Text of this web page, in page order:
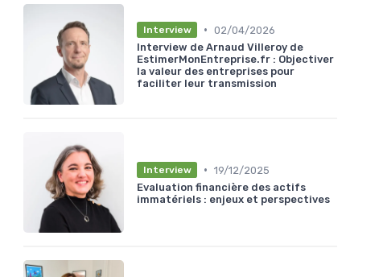
Interview • 02/04/2026
Interview de Arnaud Villeroy de
EstimerMonEntreprise.fr : Objectiver
la valeur des entreprises pour
faciliter leur transmission
Interview • 19/12/2025
Evaluation financière des actifs
immatériels : enjeux et perspectives